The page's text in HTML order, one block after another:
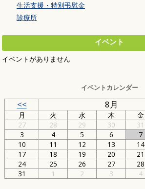
生活支援・特別弔慰金
診療所
イベント
イベントがありません
イベントカレンダー
<< 8月
月 火 水 木 金
27
28 29 30 31
3
4 5 6 7
10
11 12 13 14
17
18 19 20 21
24
25 26 27 28
31
1 2 3 4